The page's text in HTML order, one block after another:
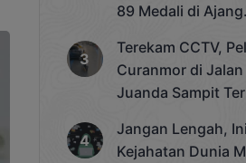
89 Medali di Ajang
Cup 2025
Terekam CCTV,
Curanmor di Jalan
Juanda Sampit
Jangan Lengah,
Kejahatan Dunia